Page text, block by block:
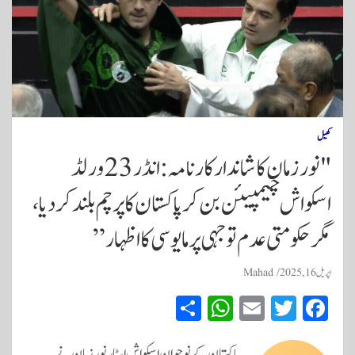
کھیل
"نور زمان کا شاندار کارنامہ: انڈر 23 ورلڈ
اسکواش چیمپیئن بن کر پاکستان کا پرچم بلند کر دیا،
مگر حکومتی عدم توجہی پر مایوسی کا اظہار”
اپریل 16, 2025 Mahad
Fa
ce
T
wi
E
m
W
ha
ha